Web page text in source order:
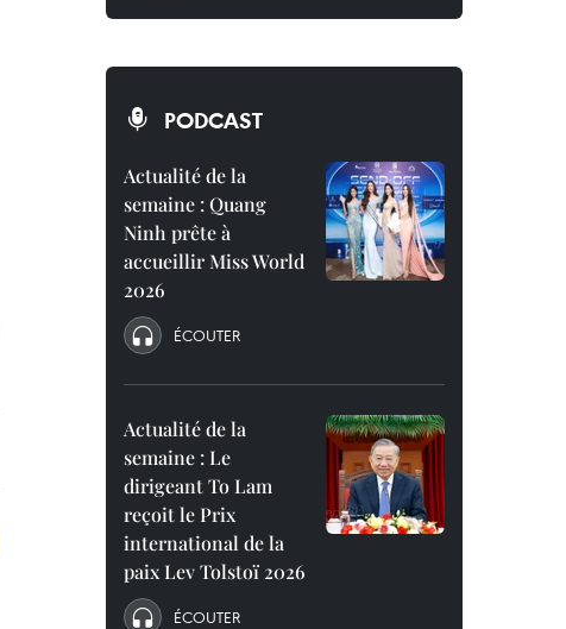
PODCAST
Actualité de la
semaine : Quang
Ninh prête à
accueillir Miss World
2026
ÉCOUTER
Actualité de la
semaine : Le
dirigeant To Lam
reçoit le Prix
international de la
paix Lev Tolstoï 2026
ÉCOUTER